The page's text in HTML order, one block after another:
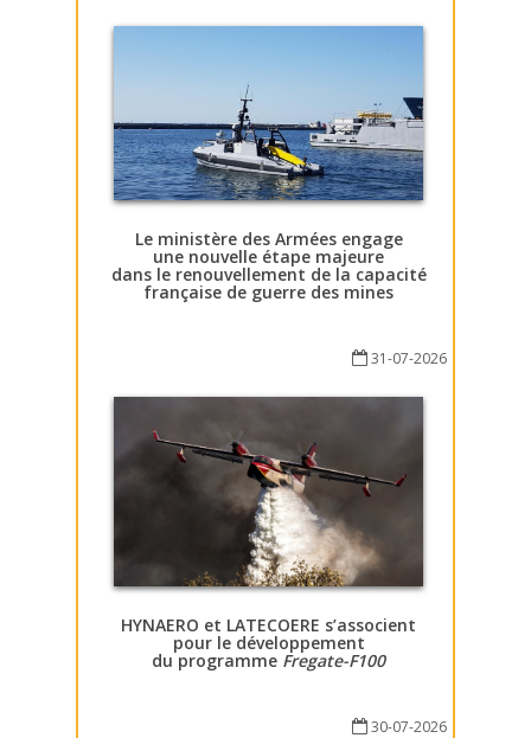
Le ministère des Armées engage
une nouvelle étape majeure
dans le renouvellement de la capacité
française de guerre des mines
31-07-2026
HYNAERO et LATECOERE s’associent
pour le développement
du programme Fregate-F100
30-07-2026